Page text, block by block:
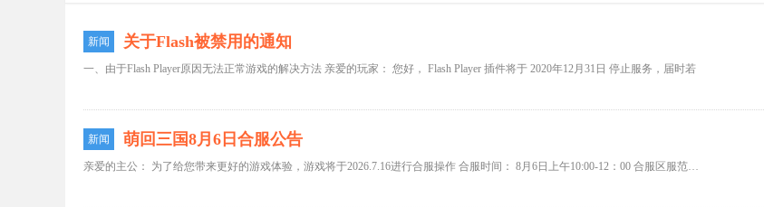
新闻 关于Flash被禁用的通知
一、由于Flash Player原因无法正常游戏的解决方法 亲爱的玩家： 您好， Flash Player 插件将于 2020年12月31日 停止服务，届时若
新闻 萌回三国8月6日合服公告
亲爱的主公： 为了给您带来更好的游戏体验，游戏将于2026.7.16进行合服操作 合服时间： 8月6日上午10:00-12：00 合服区服范围：